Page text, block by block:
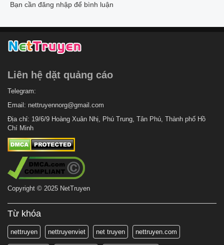
Bạn cần đăng nhập để bình luận
Liên hệ dặt quảng cáo
Telegram:
Email: nettruyennorg@gmail.com
Địa chỉ: 19/6/9 Hoàng Xuân Nhị, Phú Trung, Tân Phú, Thành phố Hồ
Chí Minh
Copyright © 2025 NetTruyen
Từ khóa
nettruyen nettruyenviet net truyen nettruyen.com